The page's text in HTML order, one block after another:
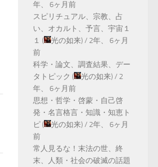
年、 6ヶ月前
スピリチュアル、宗教、占
い、オカルト、予言、宇宙１
１ ( 光の如来) / 2年、 6ヶ月
前
科学・論文、調査結果、デー
タトピック ( 光の如来) / 2
年、 6ヶ月前
思想・哲学・啓蒙・自己啓
発・名言格言・知識・知恵ト
ピ ( 光の如来) / 2年、 6ヶ月
前
常人見るな！末法の世、終
末、人類・社会の破滅の話題